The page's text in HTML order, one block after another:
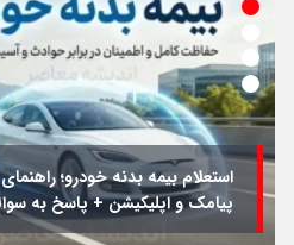
استعلام بیمه بدنه خودرو؛
پیامک و اپلیکیشن + پاسخ به